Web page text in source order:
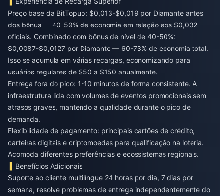
Preço base da BitTopup: $0,013-$0,019 por Diamante antes
dos bônus — 40-59% de economia em relação aos $0,032
oficiais. Combinado com bônus de nível de 40-50%:
$0,0087-$0,0127 por Diamante — 60-73% de economia total.
Isso se acumula em várias recargas, economizando para
usuários regulares de $50 a $150 anualmente.
Entrega fora do pico: 1-10 minutos de forma consistente. A
infraestrutura lida com volumes de eventos promocionais sem
atrasos graves, mantendo a qualidade durante o pico de
demanda.
Flexibilidade de pagamento: principais cartões de crédito,
carteiras digitais e criptomoedas para qualificação na loteria.
Acomoda diferentes preferências e ecossistemas regionais.
Benefícios Adicionais
Suporte ao cliente multilíngue 24 horas por dia, 7 dias por
semana, resolve problemas de entrega independentemente do